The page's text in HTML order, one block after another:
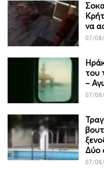
να
07/
του
–
07/
Δύο
07/